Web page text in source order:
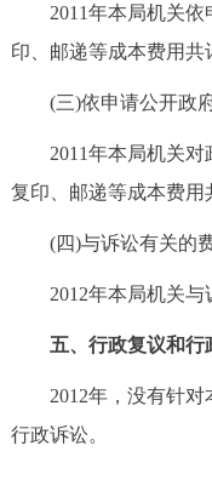
2011年本局机关依
印、邮递等成本费用共
(三)依申请公开政府
2011年本局机关对
复印、邮递等成本费用
(四)与诉讼有关的
2012年本局机关与
五、行政复议和行
2012年，没有针对
行政诉讼。